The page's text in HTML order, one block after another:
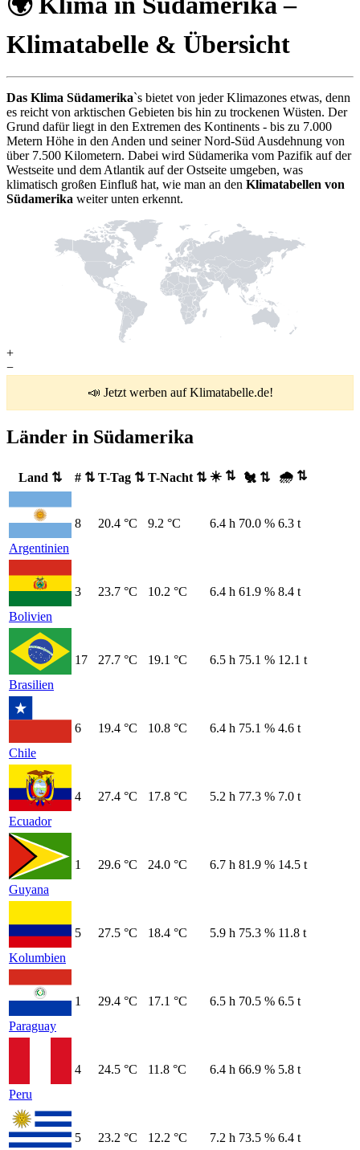
Klimatabelle & Übersicht
Das Klima Südamerika`s bietet von jeder Klimazones etwas, denn
es reicht von arktischen Gebieten bis hin zu trockenen Wüsten. Der
Grund dafür liegt in den Extremen des Kontinents - bis zu 7.000
Metern Höhe in den Anden und seiner Nord-Süd Ausdehnung von
über 7.500 Kilometern. Dabei wird Südamerika vom Pazifik auf der
Westseite und dem Atlantik auf der Ostseite umgeben, was
klimatisch großen Einfluß hat, wie man an den Klimatabellen von
Südamerika weiter unten erkennt.
+
−
📣 Jetzt werben auf Klimatabelle.de!
Länder in Südamerika
Land ⇅ # ⇅ T-Tag ⇅ T-Nacht ⇅ ☀️ ⇅ 🐔 ⇅ 🌧️ ⇅
Argentinien
8 20.4 °C 9.2 °C 6.4 h 70.0 % 6.3 t
Bolivien
3 23.7 °C 10.2 °C 6.4 h 61.9 % 8.4 t
Brasilien
17 27.7 °C 19.1 °C 6.5 h 75.1 % 12.1 t
Chile
6 19.4 °C 10.8 °C 6.4 h 75.1 % 4.6 t
Ecuador
4 27.4 °C 17.8 °C 5.2 h 77.3 % 7.0 t
Guyana
1 29.6 °C 24.0 °C 6.7 h 81.9 % 14.5 t
Kolumbien
5 27.5 °C 18.4 °C 5.9 h 75.3 % 11.8 t
Paraguay
1 29.4 °C 17.1 °C 6.5 h 70.5 % 6.5 t
Peru
4 24.5 °C 11.8 °C 6.4 h 66.9 % 5.8 t
5 23.2 °C 12.2 °C 7.2 h 73.5 % 6.4 t